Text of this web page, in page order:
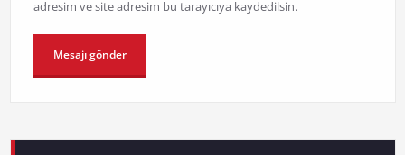
adresim ve site adresim bu tarayıcıya kaydedilsin.